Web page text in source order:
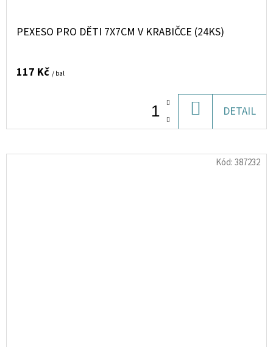
PEXESO PRO DĚTI 7X7CM V KRABIČCE (24KS)
117 Kč / bal
KOŠÍKU
DETAIL
Kód:387232